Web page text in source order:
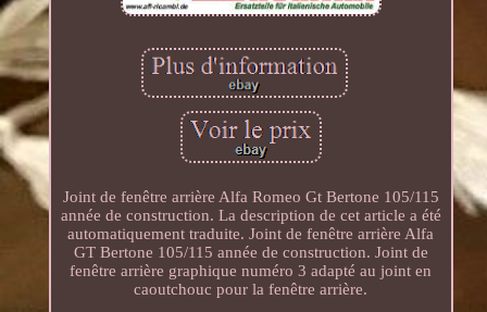
Joint de fenêtre arrière Alfa Romeo Gt Bertone 105/115
année de construction. La description de cet article a été
automatiquement traduite. Joint de fenêtre arrière Alfa
GT Bertone 105/115 année de construction. Joint de
fenêtre arrière graphique numéro 3 adapté au joint en
caoutchouc pour la fenêtre arrière.